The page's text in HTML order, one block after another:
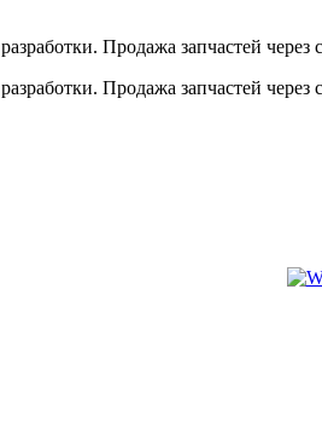
Продажа запчастей через
Продажа запчастей через